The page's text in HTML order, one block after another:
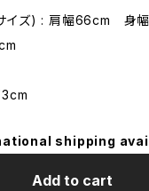
サイズ) : 肩幅66cm 身
shipping
Add to cart